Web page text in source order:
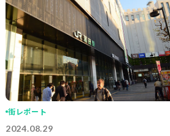
街レポート
2024.08.29